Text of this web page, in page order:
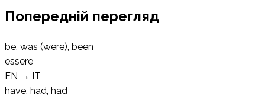
Попередній перегляд
be, was (were), been
essere
EN →
IT
have, had, had